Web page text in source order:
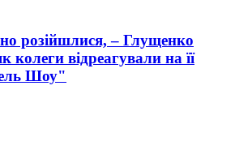
розійшлися, – Глущенко
колеги відреагували на її
Шоу"